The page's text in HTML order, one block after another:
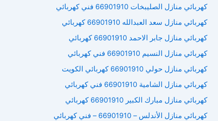
كهربائي منازل الصليبخات 66901910 فني كهربائي
كهربائي منازل سعد العبدالله 66901910 كهربائي
كهربائي منازل جابر الاحمد 66901910 كهربائي
كهربائي منازل النسيم 66901910 فني كهربائي
كهربائي منازل حولي 66901910 كهربائي الكويت
كهربائي منازل الشامية 66901910 فني كهربائي
كهربائي منازل مبارك الكبير 66901910 كهربائي
كهربائي منازل الأندلس – 66901910 – فني كهربائي